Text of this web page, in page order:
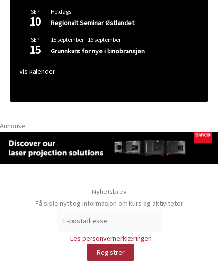
SEP
10
Heldags
Regionalt Seminar Østlandet
SEP
15
15 september- 16 september
Grunnkurs for nye i kinobransjen
Vis kalender
Annonse
Nyhetsbrev
Få siste nytt og informasjon om kurs og aktiviteter
Les personvernerklæringen